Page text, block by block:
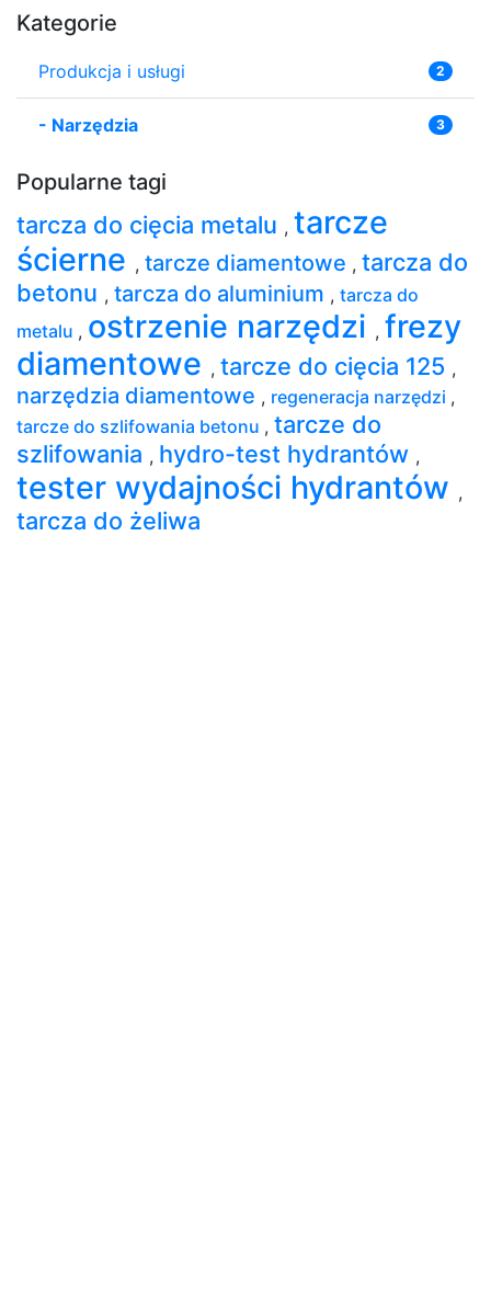
Kategorie
Produkcja i usługi 2
- Narzędzia 3
Popularne tagi
tarcza do cięcia metalu , tarcze
ścierne , tarcze diamentowe , tarcza do
betonu , tarcza do aluminium , tarcza do
metalu , ostrzenie narzędzi , frezy
diamentowe , tarcze do cięcia 125 ,
narzędzia diamentowe , regeneracja narzędzi ,
tarcze do szlifowania betonu , tarcze do
szlifowania , hydro-test hydrantów ,
tester wydajności hydrantów ,
tarcza do żeliwa